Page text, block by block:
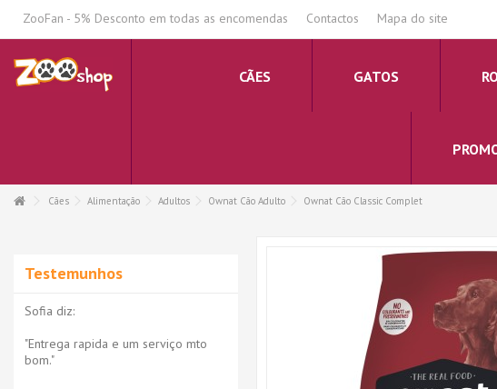
ZooFan - 5% Desconto em todas as encomendas Contactos Mapa do site
CÃES GATOS
Cães Alimentação Adultos Ownat Cão Adulto Ownat Cão Classic Complet
Testemunhos
Sofia diz:
"Entrega rapida e um serviço mto
bom."